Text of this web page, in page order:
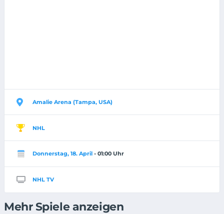
Amalie Arena (Tampa, USA)
NHL
Donnerstag, 18. April - 01:00 Uhr
NHL TV
Mehr Spiele anzeigen